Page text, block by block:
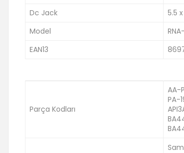
Dc Jack
5.5
Model
EAN13
Parça Kodları
AA-
PA-